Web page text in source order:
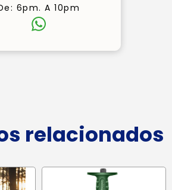
6pm. A 10pm
relacionados